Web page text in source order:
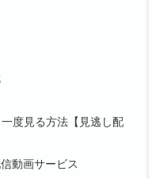
度見る方法【見逃し配
動画サービス